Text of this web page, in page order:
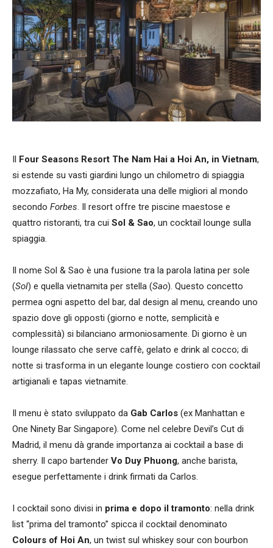
Il Four Seasons Resort The Nam Hai a Hoi An, in Vietnam,
si estende su vasti giardini lungo un chilometro di spiaggia
mozzafiato, Ha My, considerata una delle migliori al mondo
secondo Forbes. Il resort offre tre piscine maestose e
quattro ristoranti, tra cui Sol & Sao, un cocktail lounge sulla
spiaggia.
Il nome Sol & Sao è una fusione tra la parola latina per sole
(Sol) e quella vietnamita per stella (Sao). Questo concetto
permea ogni aspetto del bar, dal design al menu, creando uno
spazio dove gli opposti (giorno e notte, semplicità e
complessità) si bilanciano armoniosamente. Di giorno è un
lounge rilassato che serve caffè, gelato e drink al cocco; di
notte si trasforma in un elegante lounge costiero con cocktail
artigianali e tapas vietnamite.
Il menu è stato sviluppato da Gab Carlos (ex Manhattan e
One Ninety Bar Singapore). Come nel celebre Devil’s Cut di
Madrid, il menu dà grande importanza ai cocktail a base di
sherry. Il capo bartender Vo Duy Phuong, anche barista,
esegue perfettamente i drink firmati da Carlos.
I cocktail sono divisi in prima e dopo il tramonto: nella drink
list “prima del tramonto” spicca il cocktail denominato
Colours of Hoi An, un twist sul whiskey sour con bourbon